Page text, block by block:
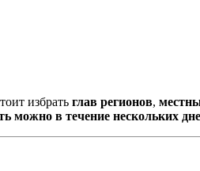
избрать глав регионов,
можно в течение нескольких